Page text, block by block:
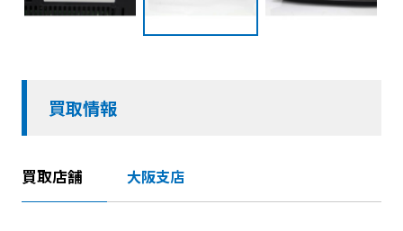
買取情報
買取店舗 大阪支店